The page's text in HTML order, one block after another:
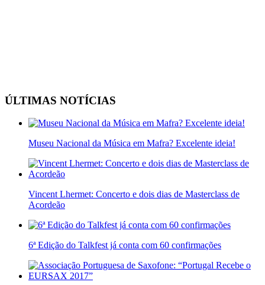
ÚLTIMAS NOTÍCIAS
Museu Nacional da Música em Mafra? Excelente ideia!
Vincent Lhermet: Concerto e dois dias de Masterclass de
Acordeão
6ª Edição do Talkfest já conta com 60 confirmações